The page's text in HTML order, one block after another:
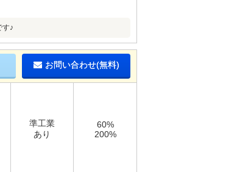
す♪
お問い合わせ(無料)
準工業
あり
60%
200%